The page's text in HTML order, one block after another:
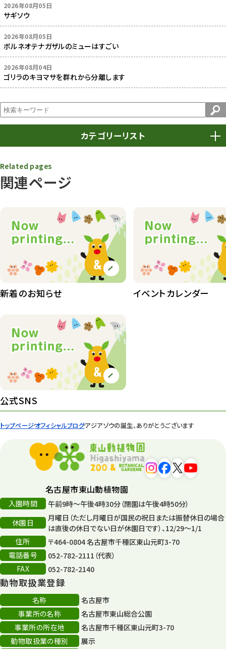
トップページオフィシャルブログアジアゾウの誕生、ありがとうございます
2026年08月05日
サギソウ
2026年08月05日
ボルネオテナガザルのミューはすごい
2026年08月04日
ゴリラのキヨマサを群れから分離します
カテゴリーリスト
動物園
動物園その他 117
植物園 510
植物たち 407
植物園長の庭
桜情報
紅葉情報
ズーボ
イベント
平和公園
森のとこやさん
再生
再生フォーラム
80周年
その他
その他イベント
関連ページ
Related pages
新着のお知らせ イベントカレンダー
公式SNS
名古屋市東山動植物園
入園時間
午前9時～午後4時30分（閉園は午後4時50分）
休園日
月曜日（ただし月曜日が国民の祝日または振替休日の場合
は直後の休日でない日が休園日です）、12/29～1/1
住所
〒464-0804 名古屋市千種区東山元町3-70
電話番号
052-782-2111（代表）
FAX
052-782-2140
動物取扱業登録
名称
名古屋市
事業所の名称
名古屋市東山総合公園
事業所の所在地
名古屋市千種区東山元町3-70
動物取扱業の種別
展示